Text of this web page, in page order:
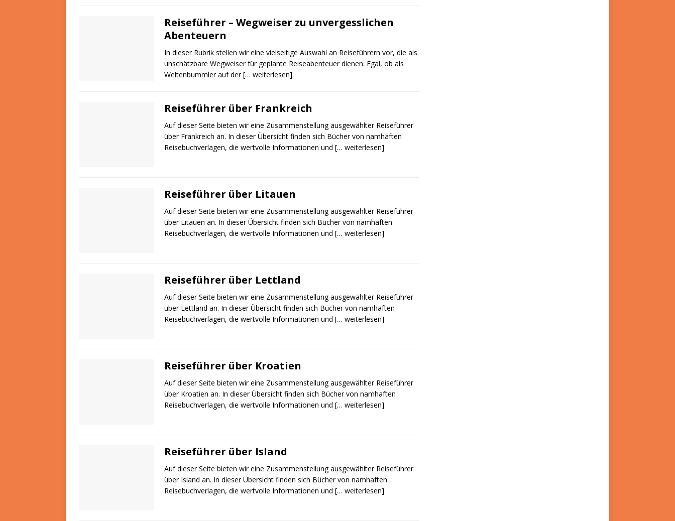
Reiseführer – Wegweiser zu unvergesslichen
Abenteuern
In dieser Rubrik stellen wir eine vielseitige Auswahl an Reiseführern vor, die als
unschätzbare Wegweiser für geplante Reiseabenteuer dienen. Egal, ob als
Weltenbummler auf der[… weiterlesen]
Reiseführer über Frankreich
Auf dieser Seite bieten wir eine Zusammenstellung ausgewählter Reiseführer
über Frankreich an. In dieser Übersicht finden sich Bücher von namhaften
Reisebuchverlagen, die wertvolle Informationen und [… weiterlesen]
Reiseführer über Litauen
Auf dieser Seite bieten wir eine Zusammenstellung ausgewählter Reiseführer
über Litauen an. In dieser Übersicht finden sich Bücher von namhaften
Reisebuchverlagen, die wertvolle Informationen und [… weiterlesen]
Reiseführer über Lettland
Auf dieser Seite bieten wir eine Zusammenstellung ausgewählter Reiseführer
über Lettland an. In dieser Übersicht finden sich Bücher von namhaften
Reisebuchverlagen, die wertvolle Informationen und [… weiterlesen]
Reiseführer über Kroatien
Auf dieser Seite bieten wir eine Zusammenstellung ausgewählter Reiseführer
über Kroatien an. In dieser Übersicht finden sich Bücher von namhaften
Reisebuchverlagen, die wertvolle Informationen und [… weiterlesen]
Reiseführer über Island
Auf dieser Seite bieten wir eine Zusammenstellung ausgewählter Reiseführer
über Island an. In dieser Übersicht finden sich Bücher von namhaften
Reisebuchverlagen, die wertvolle Informationen und [… weiterlesen]